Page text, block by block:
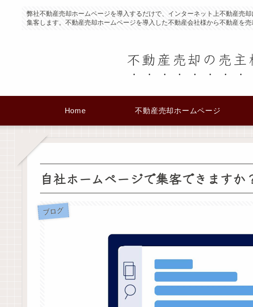
弊社不動産売却ホームページを導入するだけで、インターネット上不動産売
集客します。不動産売却ホームページを導入した不動産会社様から不動産を
不動産売却の売
Home 不動産売却ホームページ
自社ホームページで集客できますか
ブログ